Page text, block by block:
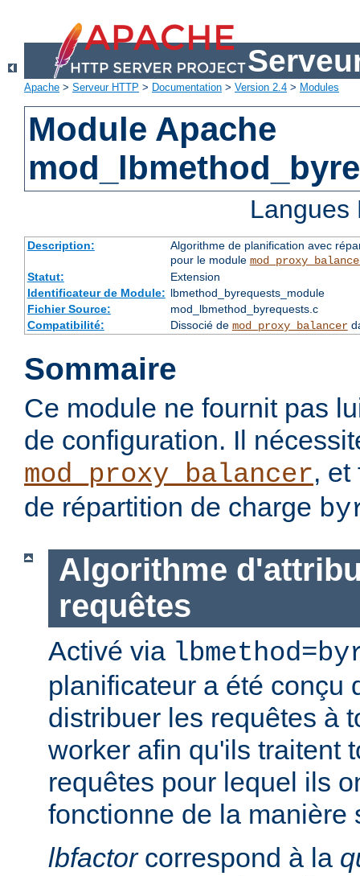
Apache > Serveur HTTP > Documentation > Version 2.4 > Modules
Module Apache
Description:
Algorithme de planification avec
pour le module
Statut:
Extension
Identificateur de Module: lbmethod_byrequests_module
Fichier Source:
mod_lbmethod_byrequests.c
Compatibilité:
Dissocié de mod_proxy_balancer
Sommaire
Ce module ne fournit pas
de configuration. Il
mod_proxy_balancer, et
de répartition de charge
Algorithme
requêtes
Activé via
planificateur a été conçu
distribuer les requêtes à
worker afin qu'ils traitent
requêtes pour lequel ils
fonctionne de la manière
lbfactorcorrespond à la